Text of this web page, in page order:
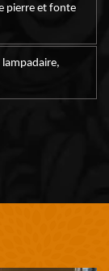
pierre et fonte